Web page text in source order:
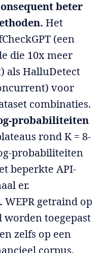
beter
Het
(een
die 10x meer
als HalluDetect
voor
combinaties.
probabiliteiten
rond K = 8-
probabiliteiten
beperkte API-
er.
WEPR getraind op
worden toegepast
zelfs op een
corpus,